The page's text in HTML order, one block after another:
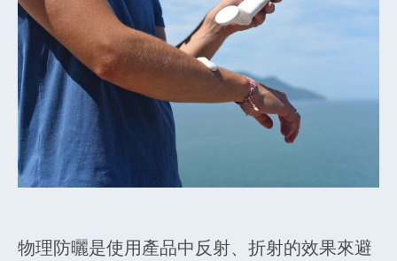
物理防曬是使用產品中反射、折射的效果來避